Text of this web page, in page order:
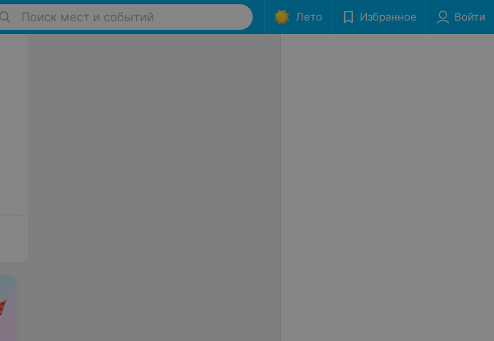
Поиск мест и событий Лето Избранное Войти